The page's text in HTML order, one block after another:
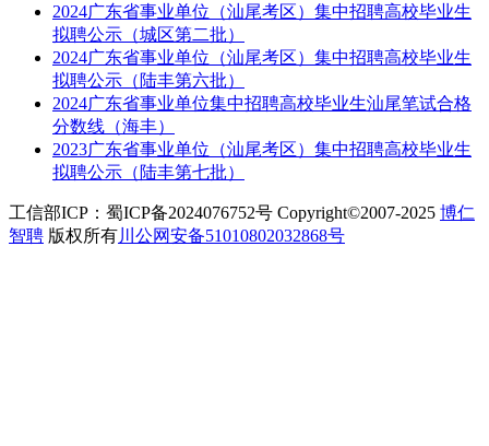
2024广东省事业单位（汕尾考区）集中招聘高校毕业生
拟聘公示（城区第二批）
2024广东省事业单位（汕尾考区）集中招聘高校毕业生
拟聘公示（陆丰第六批）
2024广东省事业单位集中招聘高校毕业生汕尾笔试合格
分数线（海丰）
2023广东省事业单位（汕尾考区）集中招聘高校毕业生
拟聘公示（陆丰第七批）
工信部ICP：蜀ICP备2024076752号 Copyright©2007-2025 博仁
智聘 版权所有川公网安备51010802032868号